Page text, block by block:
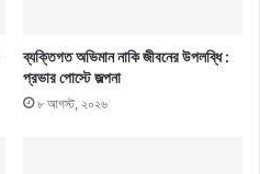
ব্যক্তিগত অভিমান নাকি জীবনের উপলব্ধি :
প্রভার পোস্টে জল্পনা
৮ আগস্ট, ২০২৬